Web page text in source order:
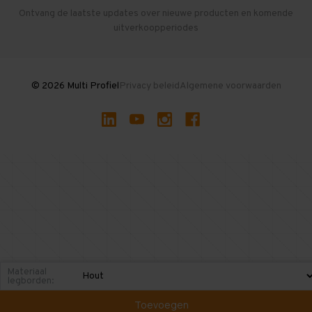
Gebruikte entresolvloeren
Ontvang de laatste updates over nieuwe producten en komende
uitverkoopperiodes
© 2026 Multi ProfielPrivacy beleidAlgemene voorwaarden
Materiaal
legborden:
Toevoegen